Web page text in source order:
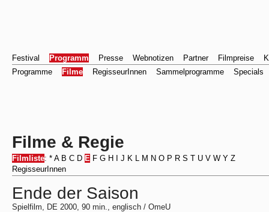
Festival Programm Presse Webnotizen Partner Filmpreise
Programme
Filme RegisseurInnen Sammelprogramme Specials
Filme & Regie
Filmliste: * A B C D E F G H J K L M N O P R S T U V W Y Z
RegisseurInnen
Ende der Saison
Spielfilm, DE 2000, 90 min., englisch / OmeU